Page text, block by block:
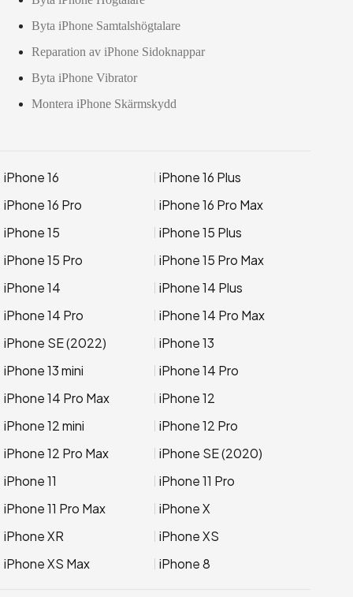
Byta iPhone Samtalshögtalare
Reparation av iPhone Sidoknappar
Byta iPhone Vibrator
Montera iPhone Skärmskydd
iPhone 16
iPhone 16 Plus
iPhone 16 Pro
iPhone 16 Pro Max
iPhone 15
iPhone 15 Plus
iPhone 15 Pro
iPhone 15 Pro Max
iPhone 14
iPhone 14 Plus
iPhone 14 Pro
iPhone 14 Pro Max
iPhone SE (2022)
iPhone 13
iPhone 13 mini
iPhone 14 Pro
iPhone 14 Pro Max
iPhone 12
iPhone 12 mini
iPhone 12 Pro
iPhone 12 Pro Max
iPhone SE (2020)
iPhone 11
iPhone 11 Pro
iPhone 11 Pro Max
iPhone X
iPhone XR
iPhone XS
iPhone XS Max
iPhone 8